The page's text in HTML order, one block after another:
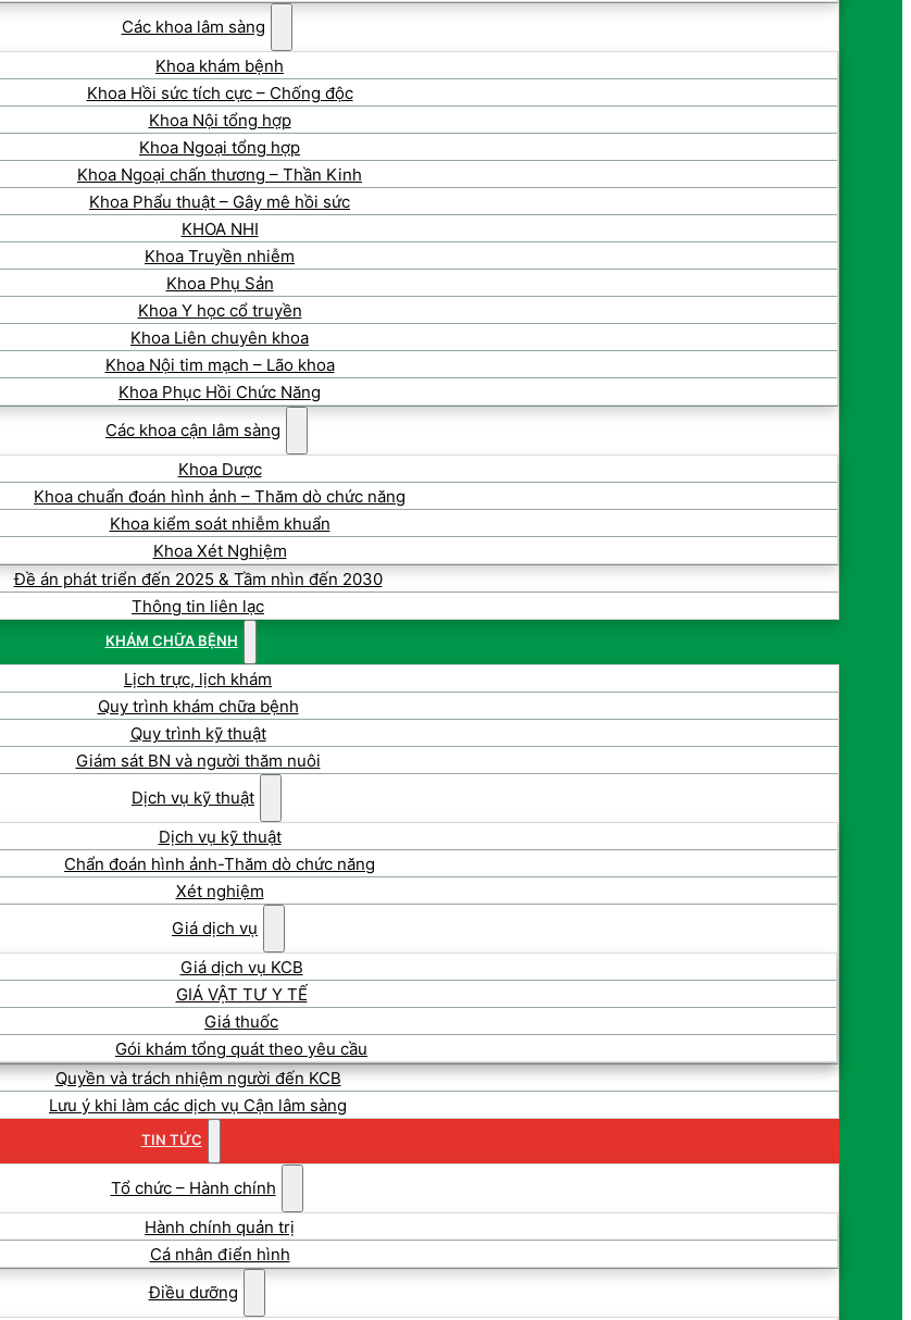
Các khoa lâm sàng
Khoa khám bệnh
Khoa Hồi sức tích cực – Chống độc
Khoa Nội tổng hợp
Khoa Ngoại tổng hợp
Khoa Ngoại chấn thương – Thần Kinh
Khoa Phẩu thuật – Gây mê hồi sức
KHOA NHI
Khoa Truyền nhiễm
Khoa Phụ Sản
Khoa Y học cổ truyền
Khoa Liên chuyên khoa
Khoa Nội tim mạch – Lão khoa
Khoa Phục Hồi Chức Năng
Các khoa cận lâm sàng
Khoa Dược
Khoa chuẩn đoán hình ảnh – Thăm dò chức năng
Khoa kiểm soát nhiễm khuẩn
Khoa Xét Nghiệm
Đề án phát triển đến 2025 & Tầm nhìn đến 2030
Thông tin liên lạc
KHÁM CHỮA BỆNH
Lịch trực, lịch khám
Quy trình khám chữa bệnh
Quy trình kỹ thuật
Giám sát BN và người thăm nuôi
Dịch vụ kỹ thuật
Dịch vụ kỹ thuật
Chẩn đoán hình ảnh-Thăm dò chức năng
Xét nghiệm
Giá dịch vụ
Giá dịch vụ KCB
GIÁ VẬT TƯ Y TẾ
Giá thuốc
Gói khám tổng quát theo yêu cầu
Quyền và trách nhiệm người đến KCB
Lưu ý khi làm các dịch vụ Cận lâm sàng
TIN TỨC
Tổ chức – Hành chính
Hành chính quản trị
Cá nhân điển hình
Điều dưỡng